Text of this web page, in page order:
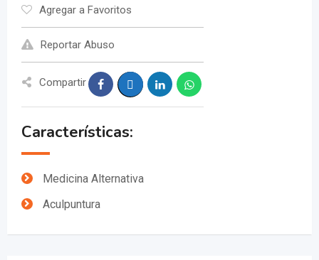
Agregar a Favoritos
Reportar Abuso
Compartir
Características:
Medicina Alternativa
Aculpuntura